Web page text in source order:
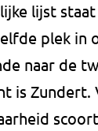
lijst
plek in
naar de
is Zundert.